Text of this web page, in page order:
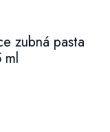
zubná pasta
ml